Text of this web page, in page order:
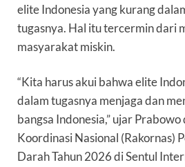
elite Indonesia yang kurang
tugasnya. Hal itu tercermin dari
masyarakat miskin.
“Kita harus akui bahwa elite
dalam tugasnya menjaga dan
bangsa Indonesia,” ujar
Koordinasi Nasional (Rakornas)
Darah Tahun 2026 di Sentul